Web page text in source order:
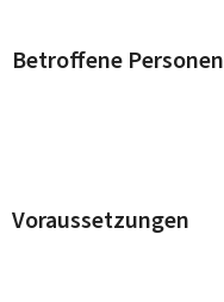
Betroffene Personen
Voraussetzungen